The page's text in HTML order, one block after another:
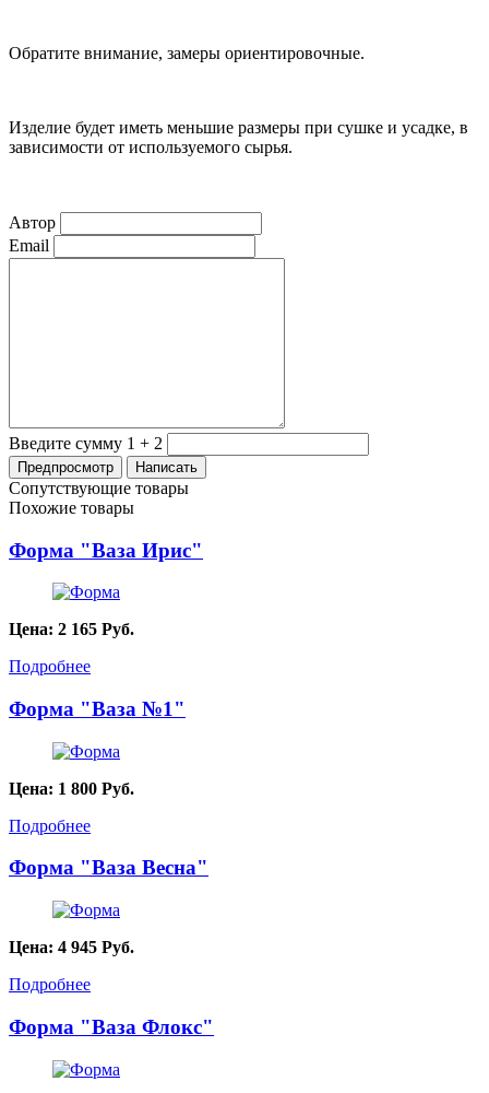
Обратите внимание, замеры ориентировочные.
Изделие будет иметь меньшие размеры при сушке и усадке, в
зависимости от используемого сырья.
Автор
Email
Введите сумму 1 + 2
Сопутствующие товары
Похожие товары
Форма "Ваза Ирис"
Цена: 2 165 Руб.
Подробнее
Форма "Ваза №1"
Цена: 1 800 Руб.
Подробнее
Форма "Ваза Весна"
Цена: 4 945 Руб.
Подробнее
Форма "Ваза Флокс"